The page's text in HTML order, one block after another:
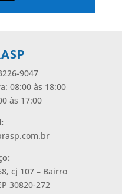
9047
08:00 às 18:00
às 17:00
cj 107 – Bairro
30820-272